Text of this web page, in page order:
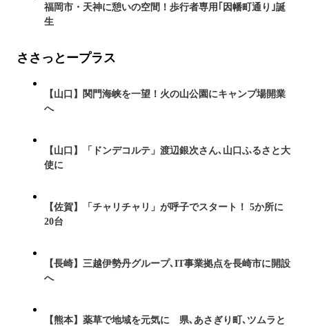
福岡市・天神に憩いの空間！歩行者専用｢因幡町通り｣誕
生
ささっとープラス
【山口】関門海峡を一望！火の山公園にキャンプ場開業
へ
【山口】「ドンデコルテ」渡辺銀次さん､山口ふるさと大
使に
【佐賀】「チャリチャリ」が呼子でスタート！ 5か所に
20台
【長崎】三越伊勢丹グループ､IT事業拠点を長崎市に開設
へ
【熊本】薬草で地域を元気に 県､あさぎり町､ツムラと